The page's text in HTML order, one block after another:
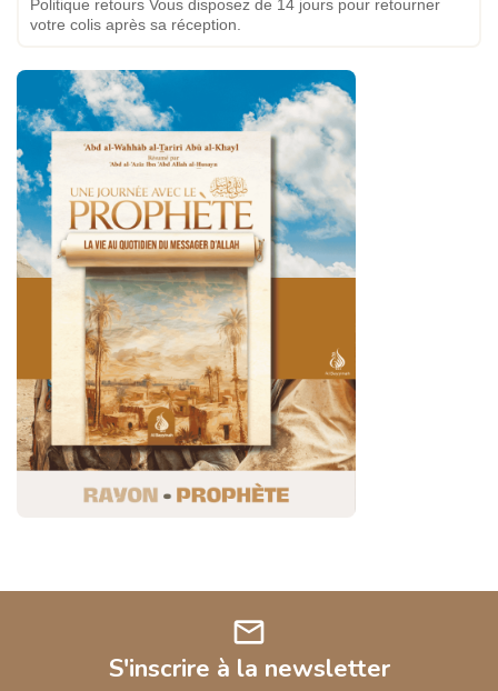
Politique retours Vous disposez de 14 jours pour retourner
votre colis après sa réception.
mail
S'inscrire à la newsletter